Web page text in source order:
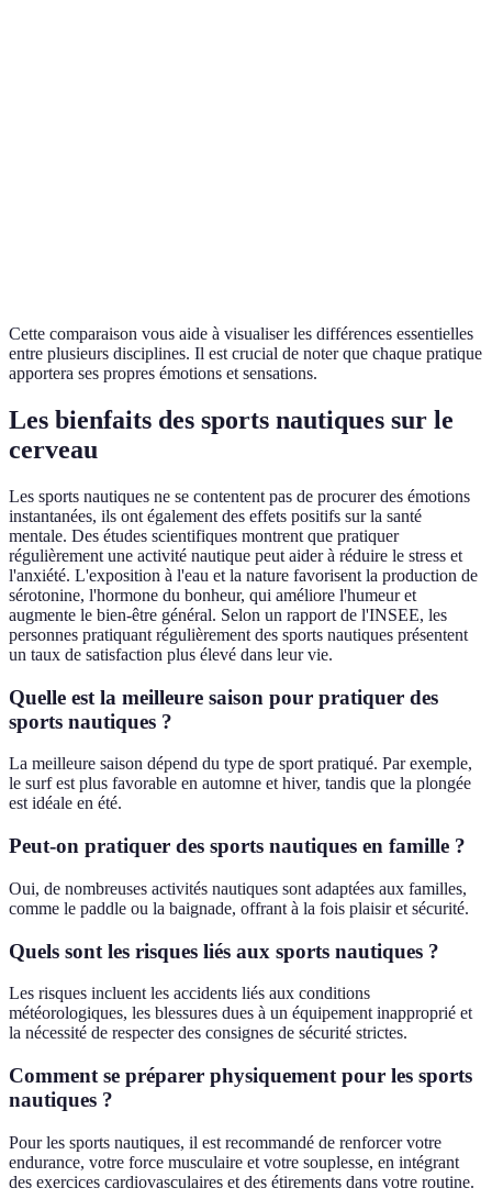
Cette comparaison vous aide à visualiser les différences essentielles
entre plusieurs disciplines. Il est crucial de noter que chaque pratique
apportera ses propres émotions et sensations.
Les bienfaits des sports nautiques sur le
cerveau
Les sports nautiques ne se contentent pas de procurer des émotions
instantanées, ils ont également des effets positifs sur la santé
mentale. Des études scientifiques montrent que pratiquer
régulièrement une activité nautique peut aider à réduire le stress et
l'anxiété. L'exposition à l'eau et la nature favorisent la production de
sérotonine, l'hormone du bonheur, qui améliore l'humeur et
augmente le bien-être général. Selon un rapport de l'INSEE, les
personnes pratiquant régulièrement des sports nautiques présentent
un taux de satisfaction plus élevé dans leur vie.
Quelle est la meilleure saison pour pratiquer des
sports nautiques ?
La meilleure saison dépend du type de sport pratiqué. Par exemple,
le surf est plus favorable en automne et hiver, tandis que la plongée
est idéale en été.
Peut-on pratiquer des sports nautiques en famille ?
Oui, de nombreuses activités nautiques sont adaptées aux familles,
comme le paddle ou la baignade, offrant à la fois plaisir et sécurité.
Quels sont les risques liés aux sports nautiques ?
Les risques incluent les accidents liés aux conditions
météorologiques, les blessures dues à un équipement inapproprié et
la nécessité de respecter des consignes de sécurité strictes.
Comment se préparer physiquement pour les sports
nautiques ?
Pour les sports nautiques, il est recommandé de renforcer votre
endurance, votre force musculaire et votre souplesse, en intégrant
des exercices cardiovasculaires et des étirements dans votre routine.